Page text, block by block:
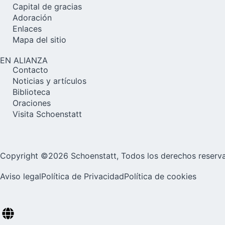
Capital de gracias
Adoración
Enlaces
Mapa del sitio
EN ALIANZA
Contacto
Noticias y artículos
Biblioteca
Oraciones
Visita Schoenstatt
Copyright ©2026 Schoenstatt, Todos los derechos
Aviso legalPolítica de PrivacidadPolítica de cookies